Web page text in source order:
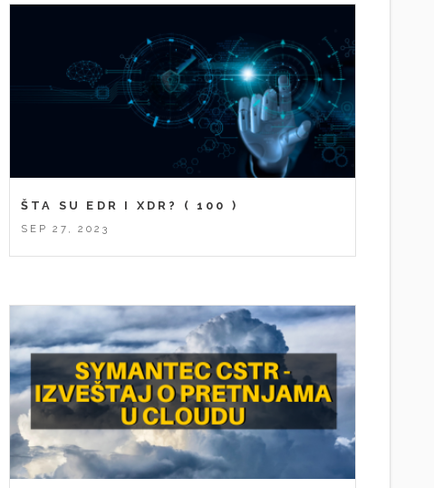
ŠTA SU EDR I XDR? ( 100 )
SEP 27, 2023